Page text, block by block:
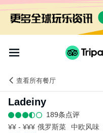
查看所有餐厅
Ladeiny
189条点评
¥¥ - ¥¥¥ 俄罗斯菜 中欧风味